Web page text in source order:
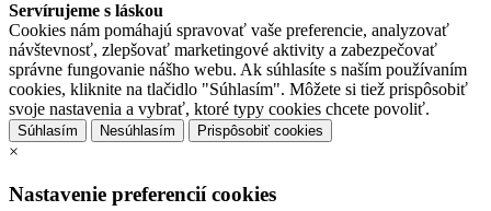
Servírujeme s láskou
Cookies nám pomáhajú spravovať vaše preferencie, analyzovať
návštevnosť, zlepšovať marketingové aktivity a zabezpečovať
správne fungovanie nášho webu. Ak súhlasíte s naším používaním
cookies, kliknite na tlačidlo "Súhlasím". Môžete si tiež prispôsobiť
svoje nastavenia a vybrať, ktoré typy cookies chcete povoliť.
Súhlasím Nesúhlasím Prispôsobiť cookies
×
Nastavenie preferencií cookies